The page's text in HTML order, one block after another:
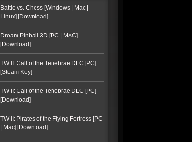
Battle vs. Chess [Windows | Mac |
Linux] [Download]
Dream Pinball 3D [PC | MAC]
[Download]
TW II: Call of the Tenebrae DLC [PC]
[Steam Key]
TW II: Call of the Tenebrae DLC [PC]
[Download]
TW II: Pirates of the Flying Fortress [PC
| Mac] [Download]